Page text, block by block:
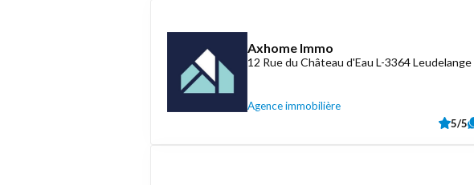
Axhome Immo
12 Rue du Château d'Eau L-3364 Leudelange
Agence immobilière
5/5